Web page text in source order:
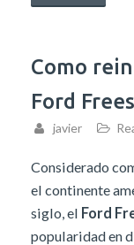
2015-
2020»
Como
Ford
javier
Considerado
el continente
siglo, el Ford
popularidad en